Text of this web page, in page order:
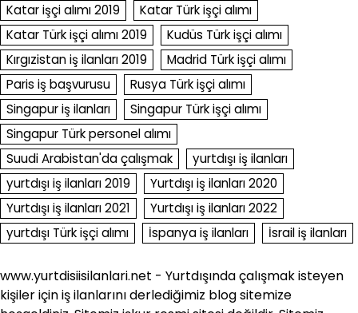
Katar işçi alımı 2019
Katar Türk işçi alımı
Katar Türk işçi alımı 2019
Kudüs Türk işçi alımı
Kırgızistan iş ilanları 2019
Madrid Türk işçi alımı
Paris iş başvurusu
Rusya Türk işçi alımı
Singapur iş ilanları
Singapur Türk işçi alımı
Singapur Türk personel alımı
Suudi Arabistan'da çalışmak
yurtdışı iş ilanları
yurtdışı iş ilanları 2019
Yurtdışı iş ilanları 2020
Yurtdışı iş ilanları 2021
Yurtdışı iş ilanları 2022
yurtdışı Türk işçi alımı
İspanya iş ilanları İsrail iş ilanları
www.yurtdisiisilanlari.net - Yurtdışında çalışmak isteyen
kişiler için iş ilanlarını derlediğimiz blog sitemize